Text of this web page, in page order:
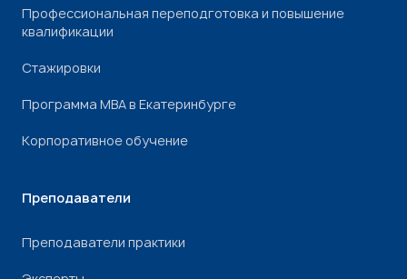
Профессиональная переподготовка и повышение
квалификации
Стажировки
Программа МВА в Екатеринбурге
Корпоративное обучение
Преподаватели
Преподаватели практики